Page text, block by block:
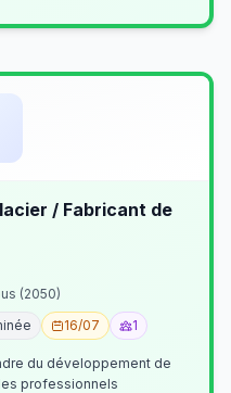
/ Fabricant de
(2050)
16/07 1
professionnels